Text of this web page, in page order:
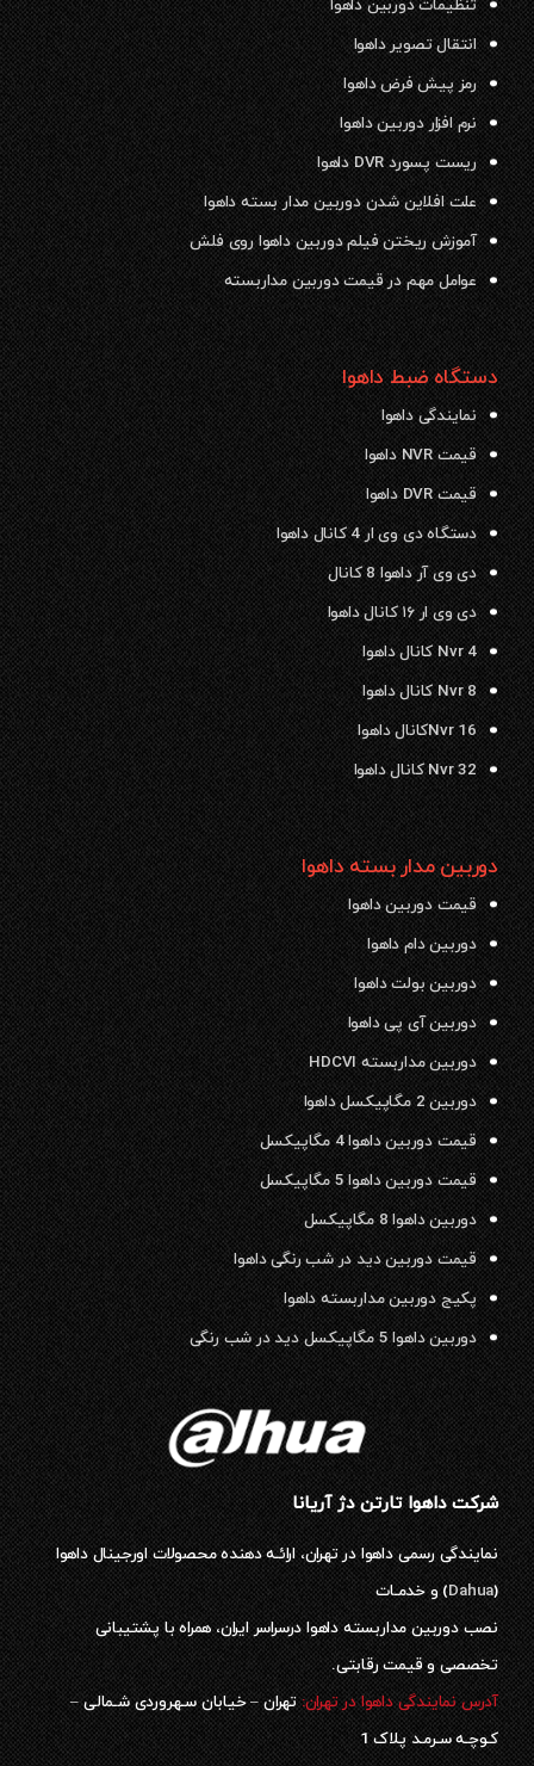
تنظیمات دوربین داهوا
انتقال تصویر داهوا
رمز پیش فرض داهوا
نرم افزار دوربین داهوا
ریست پسورد DVR داهوا
علت افلاین شدن دوربین مدار بسته داهوا
آموزش ریختن فیلم دوربین داهوا روی فلش
عوامل مهم در قیمت دوربین مداربسته
دستگاه ضبط داهوا
نمایندگی داهوا
قیمت NVR داهوا
قیمت DVR داهوا
دستگاه دی وی ار 4 کانال داهوا
دی وی آر داهوا 8 کانال
دی وی ار ۱۶ کانال داهوا
Nvr 4 کانال داهوا
Nvr 8 کانال داهوا
Nvr 16کانال داهوا
Nvr 32 کانال داهوا
دوربین مدار بسته داهوا
قیمت دوربین داهوا
دوربین دام داهوا
دوربین بولت داهوا
دوربین آی پی داهوا
دوربین مداربسته HDCVI
دوربین 2 مگاپیکسل داهوا
قیمت دوربین داهوا 4 مگاپیکسل
قیمت دوربین داهوا 5 مگاپیکسل
دوربین داهوا 8 مگاپیکسل
قیمت دوربین دید در شب رنگی داهوا
پکیج دوربین مداربسته داهوا
دوربین داهوا 5 مگاپیکسل دید در شب رنگی
شرکت داهوا تارتن دژ آریانا
نمایندگی رسمی داهوا در تهران، ارائـه دهنده محصولات اورجینال داهوا
(
Dahua) و خدمـات
نصب دوربین مداربسته داهوا درسراسر ایران، همراه با پشتیبانی
تخصصی و قیمت رقابتی.
آدرس نمایندگی داهوا در تهران:تهران – خیابان سـهروردی شـمالی –
کـوچـه سـرمـد پلاک 1